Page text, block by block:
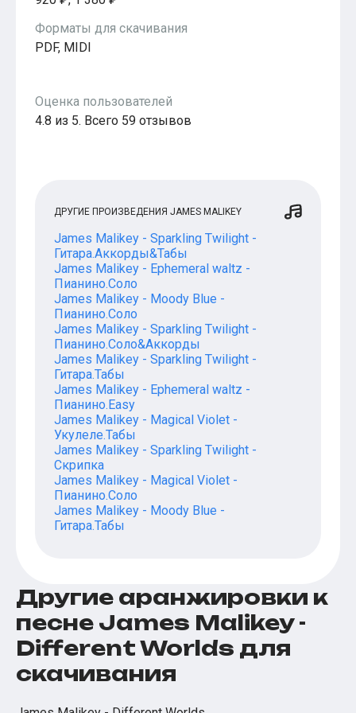
БесплатныеФорматы для скачивания
PDF, MIDI
Оценка пользователей
4.8 из 5. Всего 59 отзывов
ДРУГИЕ ПРОИЗВЕДЕНИЯ JAMES MALIKEY
James Malikey - Sparkling Twilight -
Гитара.Аккорды&Табы
James Malikey - Ephemeral waltz -
Пианино.Соло
James Malikey - Moody Blue -
Пианино.Соло
James Malikey - Sparkling Twilight -
Пианино.Соло&Аккорды
James Malikey - Sparkling Twilight -
Гитара.Табы
James Malikey - Ephemeral waltz -
Пианино.Easy
James Malikey - Magical Violet -
Укулеле.Табы
James Malikey - Sparkling Twilight -
Скрипка
James Malikey - Magical Violet -
Пианино.Соло
James Malikey - Moody Blue -
Гитара.Табы
Другие аранжировки к
песне James Malikey -
Different Worlds для
скачивания